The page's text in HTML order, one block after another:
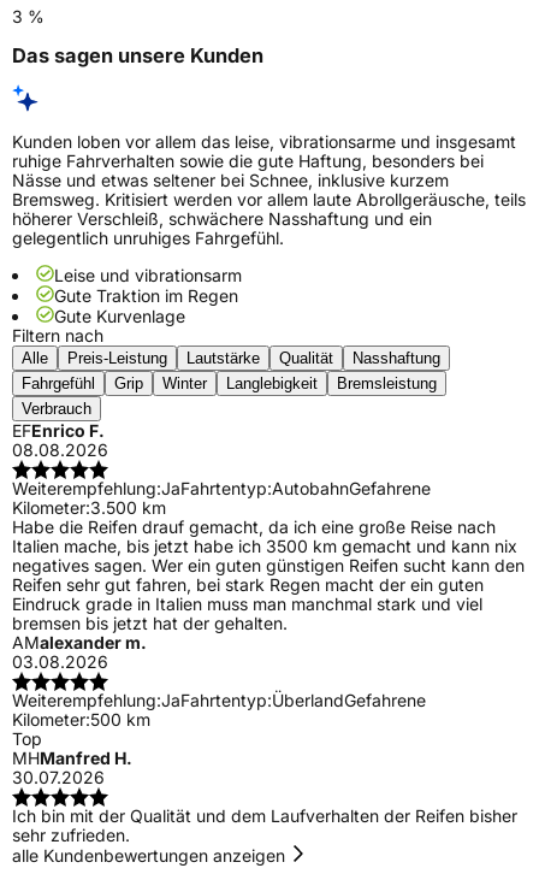
3 %
Das sagen unsere Kunden
Kunden loben vor allem das leise, vibrationsarme und insgesamt
ruhige Fahrverhalten sowie die gute Haftung, besonders bei
Nässe und etwas seltener bei Schnee, inklusive kurzem
Bremsweg. Kritisiert werden vor allem laute Abrollgeräusche, teils
höherer Verschleiß, schwächere Nasshaftung und ein
gelegentlich unruhiges Fahrgefühl.
Leise und vibrationsarm
Gute Traktion im Regen
Gute Kurvenlage
Filtern nach
Alle Preis-Leistung Lautstärke Qualität
Nasshaftung
Fahrgefühl
Grip Winter Langlebigkeit
Bremsleistung
Verbrauch
EFEnrico F.
08.08.2026
Weiterempfehlung:JaFahrtentyp:AutobahnGefahrene
Kilometer:3.500 km
Habe die Reifen drauf gemacht, da ich eine große Reise nach
Italien mache, bis jetzt habe ich 3500 km gemacht und kann nix
negatives sagen. Wer ein guten günstigen Reifen sucht kann den
Reifen sehr gut fahren, bei stark Regen macht der ein guten
Eindruck grade in Italien muss man manchmal stark und viel
bremsen bis jetzt hat der gehalten.
AMalexander m.
03.08.2026
Weiterempfehlung:JaFahrtentyp:ÜberlandGefahrene
Kilometer:500 km
Top
MHManfred H.
30.07.2026
Ich bin mit der Qualität und dem Laufverhalten der Reifen bisher
sehr zufrieden.
alle Kundenbewertungen anzeigen